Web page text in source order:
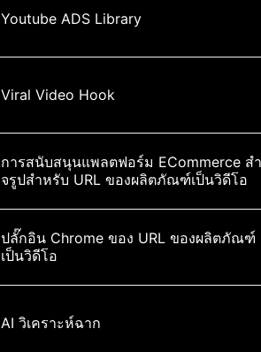
Youtube ADS Library
Viral Video Hook
การสนับสนุนแพลตฟอร์ม ECommerce สํา
จรูปสําหรับ URL ของผลิตภัณฑ์เป็นวิดีโอ
ปลั๊กอิน Chrome ของ URL ของผลิตภัณฑ์
เป็นวิดีโอ
AI วิเคราะห์ฉาก